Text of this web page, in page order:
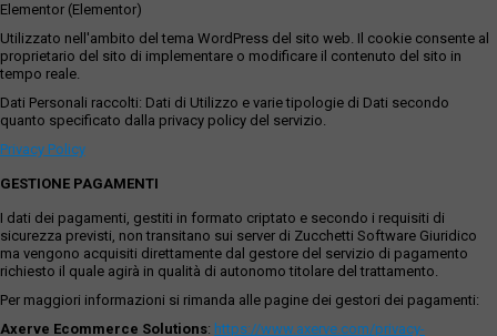
Elementor (Elementor)
Utilizzato nell'ambito del tema WordPress del sito web. Il cookie consente al
proprietario del sito di implementare o modificare il contenuto del sito in
tempo reale.
Dati Personali raccolti: Dati di Utilizzo e varie tipologie di Dati secondo
quanto specificato dalla privacy policy del servizio.
Privacy Policy
GESTIONE PAGAMENTI
I dati dei pagamenti, gestiti in formato criptato e secondo i requisiti di
sicurezza previsti, non transitano sui server di Zucchetti Software Giuridico
ma vengono acquisiti direttamente dal gestore del servizio di pagamento
richiesto il quale agirà in qualità di autonomo titolare del trattamento.
Per maggiori informazioni si rimanda alle pagine dei gestori dei pagamenti:
Axerve Ecommerce Solutions: https://www.axerve.com/privacy-